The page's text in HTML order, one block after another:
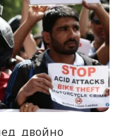
двойно